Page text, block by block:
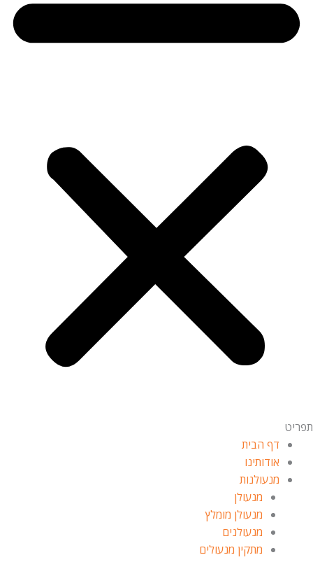
תפריט
דף הבית
אודותינו
מנעולנות
מנעולן
מנעולן מומלץ
מנעולנים
מתקין מנעולים